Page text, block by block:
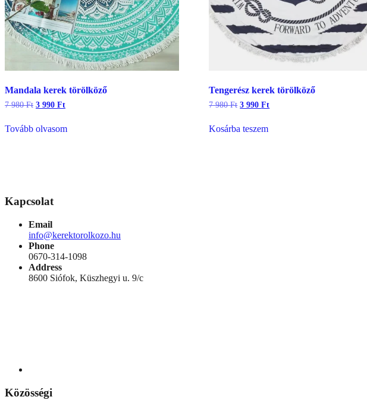
Mandala kerek törölköző
7 980Ft Original
was:
7
3 990 FtCurrent
3
Tovább olvasom
Tengerész kerek törölköző
7 980Ft Original
7
3 990FtCurrent
Kosárba teszem
Kapcsolat
Email
info@kerektorolkozo.hu
Phone
0670-314-1098
Address
8600 Siófok, Küszhegyi u. 9/c
Közösségi